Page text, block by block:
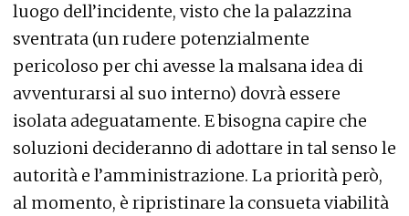
luogo dell’incidente, visto che la palazzina
sventrata (un rudere potenzialmente
pericoloso per chi avesse la malsana idea di
avventurarsi al suo interno) dovrà essere
isolata adeguatamente. E bisogna capire che
soluzioni decideranno di adottare in tal senso le
autorità e l’amministrazione. La priorità però,
al momento, è ripristinare la consueta viabilità